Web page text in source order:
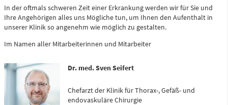
Für alle dringenden und lebensbedrohlichen medizinischen
Notfälle (Flemmingstraße 2)
Telefon
0371 - 333 35500
In der oftmals schweren Zeit einer Erkrankung werden wir für Sie und
Ihre Angehörigen alles uns Mögliche tun, um Ihnen den Aufenthalt in
unserer Klinik so angenehm wie möglich zu gestalten.
Im Namen aller Mitarbeiterinnen und Mitarbeiter
Dr. med. Sven Seifert
Chefarzt der Klinik für Thorax-, Gefäß- und
endovaskuläre Chirurgie